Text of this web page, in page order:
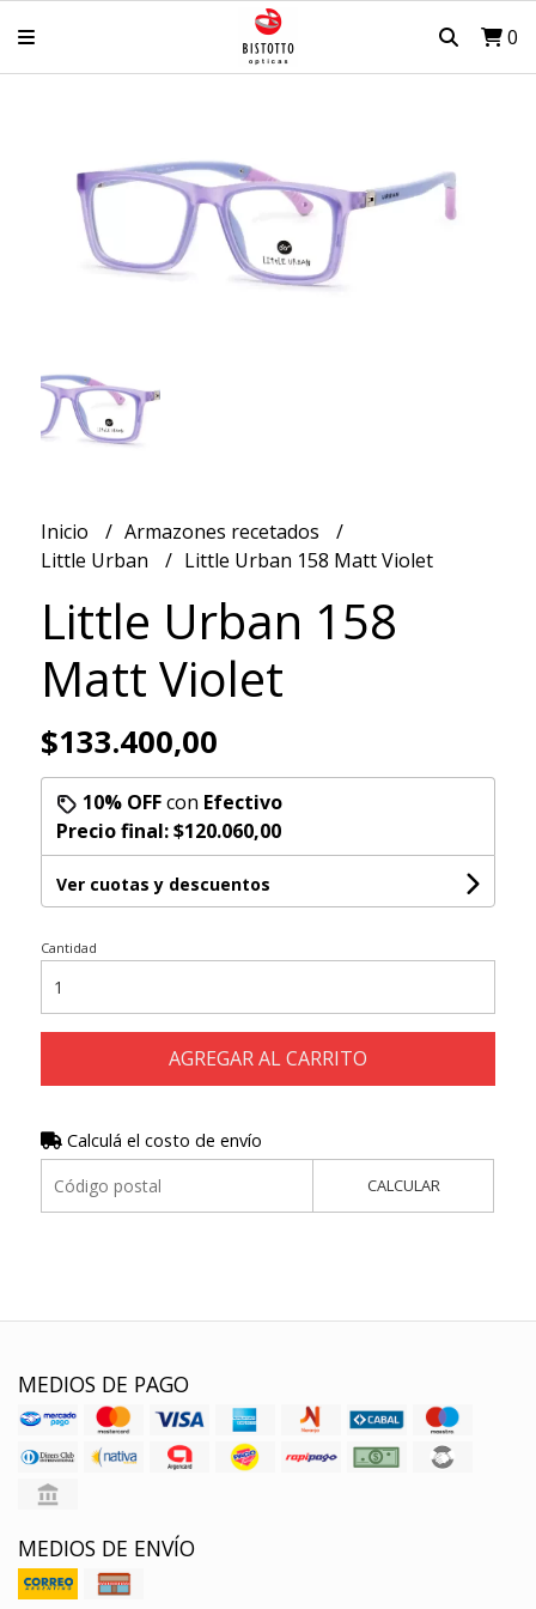
0
Inicio
Armazones recetados
Little Urban
Little Urban 158 Matt Violet
Little Urban 158
Matt Violet
$133.400,00
10% OFFcon Efectivo
Precio final:$120.060,00
Ver cuotas y descuentos
Cantidad
AGREGAR AL CARRITO
Calculá el costo de envío
CALCULAR
MEDIOS DE PAGO
MEDIOS DE ENVÍO